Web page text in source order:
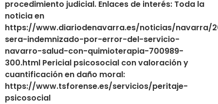
procedimiento judicial. Enlaces de interés: Toda la
noticia en
https://www.diariodenavarra.es/noticias/navarra/
sera-indemnizado-por-error-del-servicio-
navarro-salud-con-quimioterapia-700989-
300.html Pericial psicosocial con valoración y
cuantificación en daño moral:
https://www.tsforense.es/servicios/peritaje-
psicosocial